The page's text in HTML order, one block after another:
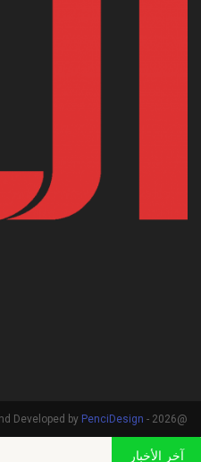
@2026 - arriadhia.net. All Right Reserved. Designed and Developed by
PenciDesign
آخر الأخبار